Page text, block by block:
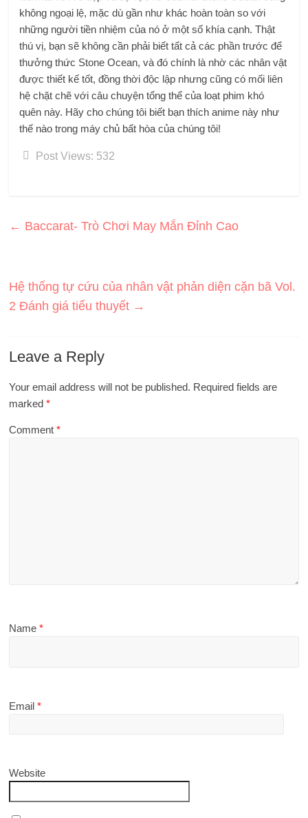
không ngoại lệ, mặc dù gần như khác hoàn toàn so với
những người tiền nhiệm của nó ở một số khía cạnh. Thật
thú vị, bạn sẽ không cần phải biết tất cả các phần trước để
thưởng thức Stone Ocean, và đó chính là nhờ các nhân vật
được thiết kế tốt, đồng thời độc lập nhưng cũng có mối liên
hệ chặt chẽ với câu chuyện tổng thể của loạt phim khó
quên này. Hãy cho chúng tôi biết bạn thích anime này như
thế nào trong máy chủ bất hòa của chúng tôi!
Post Views: 532
← Baccarat- Trò Chơi May Mắn Đỉnh Cao
Hệ thống tự cứu của nhân vật phản diện cặn bã Vol.
2 Đánh giá tiểu thuyết →
Leave a Reply
Your email address will not be published. Required fields are
marked*
Comment*
Name*
Email*
Website